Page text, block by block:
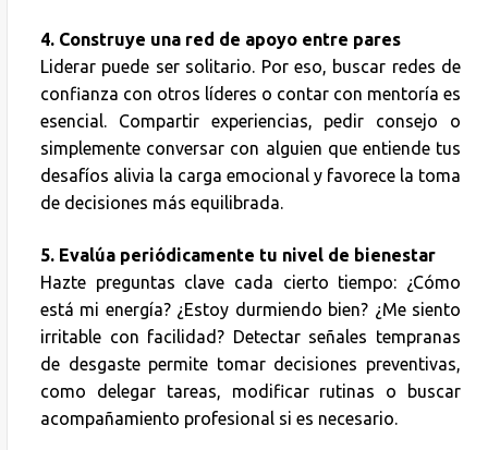
4. Construye una red de apoyo entre pares
Liderar puede ser solitario. Por eso, buscar redes de
confianza con otros líderes o contar con mentoría es
esencial. Compartir experiencias, pedir consejo o
simplemente conversar con alguien que entiende tus
desafíos alivia la carga emocional y favorece la toma
de decisiones más equilibrada.
5. Evalúa periódicamente tu nivel de bienestar
Hazte preguntas clave cada cierto tiempo: ¿Cómo
está mi energía? ¿Estoy durmiendo bien? ¿Me siento
irritable con facilidad? Detectar señales tempranas
de desgaste permite tomar decisiones preventivas,
como delegar tareas, modificar rutinas o buscar
acompañamiento profesional si es necesario.